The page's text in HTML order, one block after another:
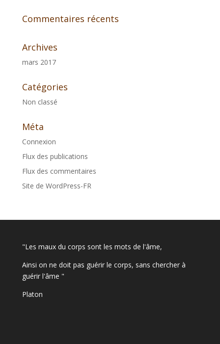
Commentaires récents
Archives
mars 2017
Catégories
Non classé
Méta
Connexion
Flux des publications
Flux des commentaires
Site de WordPress-FR
"Les maux du corps sont les mots de l'âme,
Ainsi on ne doit pas guérir le corps, sans chercher à
guérir l'âme "
Platon